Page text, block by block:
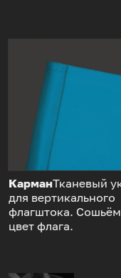
КарманТканевый
для вертикального
флагштока.
цвет флага.